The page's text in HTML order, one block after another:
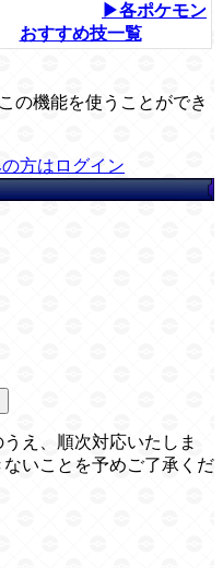
▶各ポケモン
おすすめ技一覧
の機能を使うことができ
方はログイン
え、順次対応いたしま
いことを予めご了承くだ